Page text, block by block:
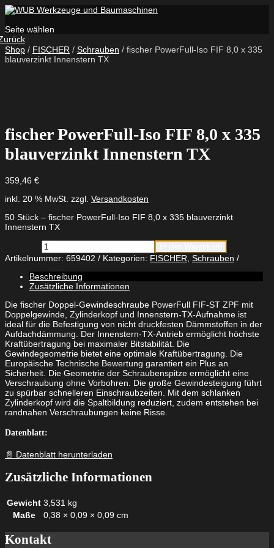
Seite wählen
Shop / FISCHER / Schrauben / fischer PowerFull-Iso FIF 8,0 x 335
blauverzinkt Innenstern TX
fischer PowerFull-Iso FIF 8,0 x 335
blauverzinkt Innenstern TX
359,46 €
inkl. 20 % MwSt. zzgl. Versandkosten
50 Stück – fischer PowerFull-Iso FIF 8,0 x 335 blauverzinkt
Innenstern TX
fischer
PowerFull-
Iso
FIF
8,0
x
335
blauverzinkt
Innenstern
TX
Menge
Artikelnummer: 659402 Kategorien: FISCHER Schrauben
Beschreibung
Zusätzliche Informationen
Die fischer Doppel-Gewindeschraube PowerFull FIF-ST ZPF mit
Doppelgewinde, Zylinderkopf und Innenstern-TX-Aufnahme ist
ideal für die Befestigung von nicht druckfesten Dämmstoffen in der
Aufdachdämmung. Der Innenstern-TX-Antrieb ermöglicht höchste
Kraftübertragung bei maximaler Bitstabilität. Die
Gewindegeometrie bietet eine optimale Kraftübertragung. Die
Europäische Technische Bewertung garantiert ein Plus an
Sicherheit. Die Geometrie der Schraubenspitze ermöglicht eine
Verschraubung ohne Vorbohren. Die große Gewindesteigung führt
zu spürbar schnelleren Einschraubzeiten. Mit dem schlanken
Zylinderkopf wird die Spaltbildung reduziert, zudem entstehen bei
randnahen Verschraubungen keine Risse.
Datenblatt:
📄 Datenblatt herunterladen
Zusätzliche Informationen
Gewicht 3,531 kg
Maße
0,38 × 0,09 × 0,09 cm
Kontakt